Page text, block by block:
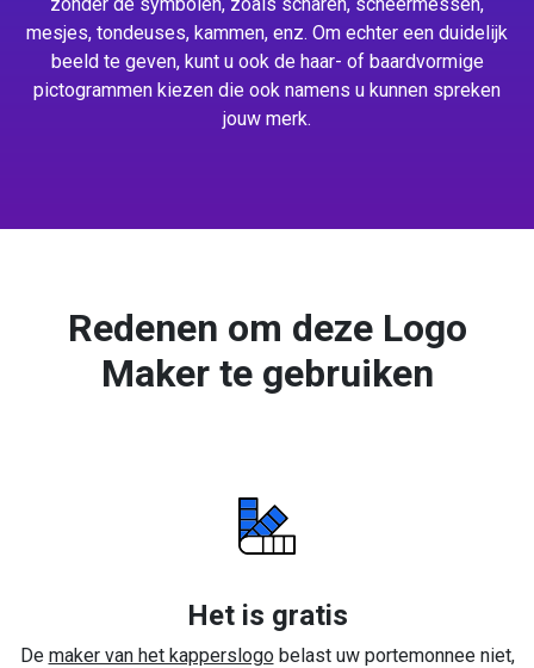
mesjes, tondeuses, kammen, enz. Om echter een duidelijk
beeld te geven, kunt u ook de haar- of baardvormige
pictogrammen kiezen die ook namens u kunnen spreken
jouw merk.
Redenen om deze Logo
Maker te gebruiken
Het is gratis
De maker van het kapperslogobelast uw portemonnee niet,